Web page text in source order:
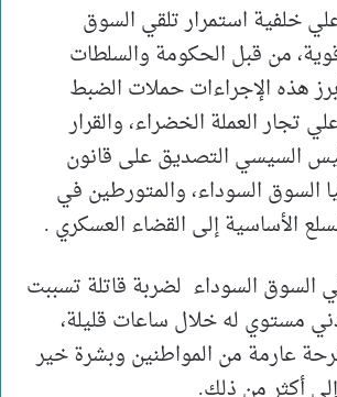
خلفية استمرار تلقي السوق
من قبل الحكومة والسلطات
هذه الإجراءات حملات الضبط
تجار العملة الخضراء، والقرار
السيسي التصديق على قانون
السوق السوداء، والمتورطين في
الأساسية إلى القضاء العسكري .
السوق السوداء لضربة قاتلة تسببت
مستوي له خلال ساعات قليلة،
عارمة من المواطنين وبشرة خير